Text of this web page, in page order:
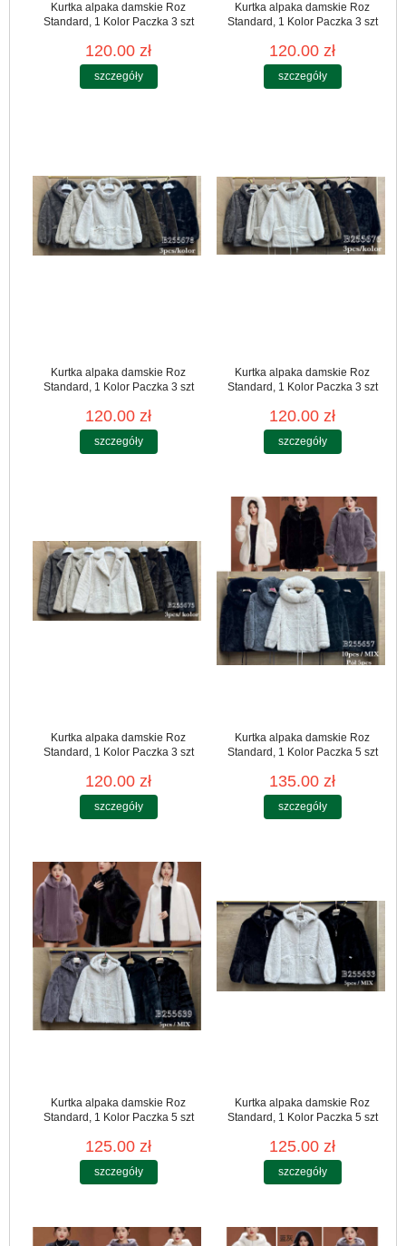
Kurtka alpaka damskie Roz
Standard, 1 Kolor Paczka 3 szt
120.00 zł
szczegóły
Kurtka alpaka damskie Roz
Standard, 1 Kolor Paczka 3 szt
120.00 zł
szczegóły
Kurtka alpaka damskie Roz
Standard, 1 Kolor Paczka 3 szt
120.00 zł
szczegóły
Kurtka alpaka damskie Roz
Standard, 1 Kolor Paczka 3 szt
120.00 zł
szczegóły
Kurtka alpaka damskie Roz
Standard, 1 Kolor Paczka 3 szt
120.00 zł
szczegóły
Kurtka alpaka damskie Roz
Standard, 1 Kolor Paczka 5 szt
135.00 zł
szczegóły
Kurtka alpaka damskie Roz
Standard, 1 Kolor Paczka 5 szt
125.00 zł
szczegóły
Kurtka alpaka damskie Roz
Standard, 1 Kolor Paczka 5 szt
125.00 zł
szczegóły